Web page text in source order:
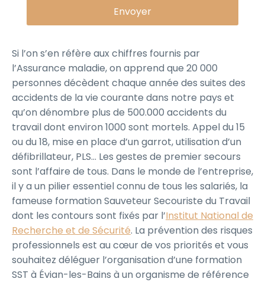
Si l’on s’en réfère aux chiffres fournis par
l’Assurance maladie, on apprend que 20 000
personnes décèdent chaque année des suites des
accidents de la vie courante dans notre pays et
qu’on dénombre plus de 500.000 accidents du
travail dont environ 1000 sont mortels. Appel du 15
ou du 18, mise en place d’un garrot, utilisation d’un
défibrillateur, PLS… Les gestes de premier secours
sont l’affaire de tous. Dans le monde de l’entreprise,
il y a un pilier essentiel connu de tous les salariés, la
fameuse formation Sauveteur Secouriste du Travail
dont les contours sont fixés par l’Institut National de
Recherche et de Sécurité. La prévention des risques
professionnels est au cœur de vos priorités et vous
souhaitez déléguer l’organisation d’une formation
SST à Évian-les-Bains à un organisme de référence